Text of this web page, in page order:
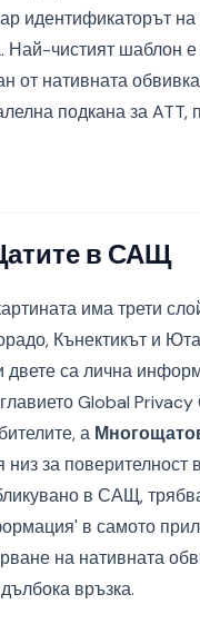
идентификаторът на
чистият шаблон
от нативната
подкана за
в САЩ
има трети
Кънектикът и
двете са лична
Global
а
низ за
в САЩ,
в самото
на нативната
връзка.